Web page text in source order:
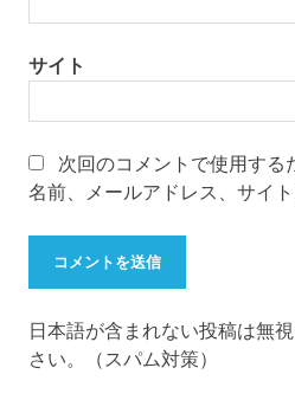
サイト
次回のコメントで使用する
名前、メールアドレス、サイト
日本語が含まれない投稿は無
さい。（スパム対策）